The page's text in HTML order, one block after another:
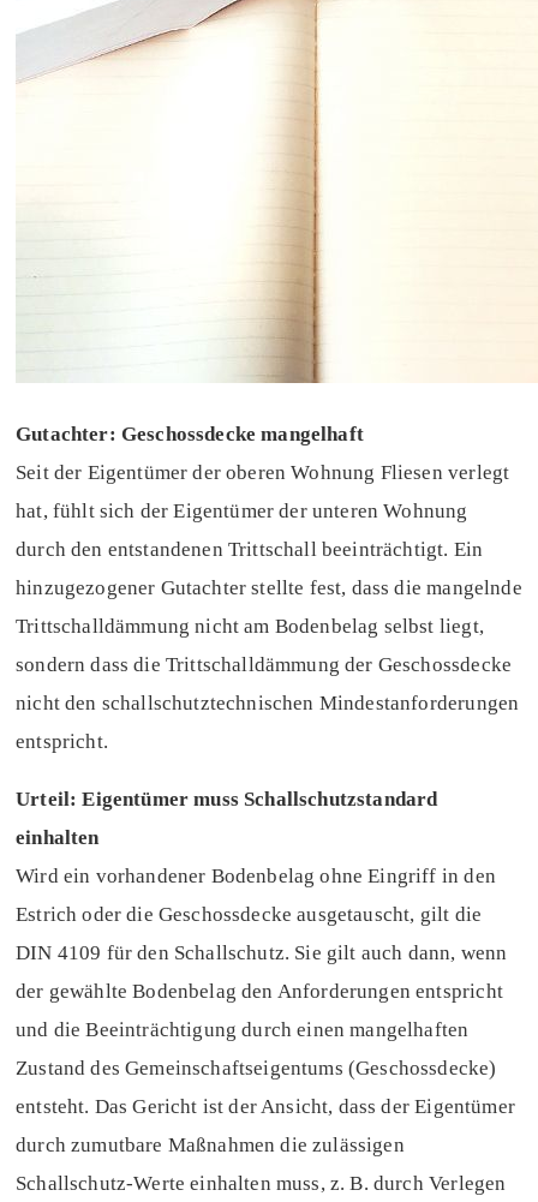
Gutachter: Geschossdecke mangelhaft
Seit der Eigentümer der oberen Wohnung Fliesen verlegt
hat, fühlt sich der Eigentümer der unteren Wohnung
durch den entstandenen Trittschall beeinträchtigt. Ein
hinzugezogener Gutachter stellte fest, dass die mangelnde
Trittschalldämmung nicht am Bodenbelag selbst liegt,
sondern dass die Trittschalldämmung der Geschossdecke
nicht den schallschutztechnischen Mindestanforderungen
entspricht.
Urteil: Eigentümer muss Schallschutzstandard
einhalten
Wird ein vorhandener Bodenbelag ohne Eingriff in den
Estrich oder die Geschossdecke ausgetauscht, gilt die
DIN 4109 für den Schallschutz. Sie gilt auch dann, wenn
der gewählte Bodenbelag den Anforderungen entspricht
und die Beeinträchtigung durch einen mangelhaften
Zustand des Gemeinschaftseigentums (Geschossdecke)
entsteht. Das Gericht ist der Ansicht, dass der Eigentümer
durch zumutbare Maßnahmen die zulässigen
Schallschutz-Werte einhalten muss, z. B. durch Verlegen